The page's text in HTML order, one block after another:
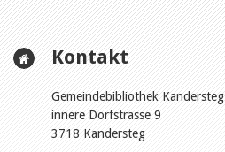
Dienstleistungen
biblioBE nutzen
Kontakt
Gemeindebibliothek Kandersteg
innere Dorfstrasse 9
3718 Kandersteg